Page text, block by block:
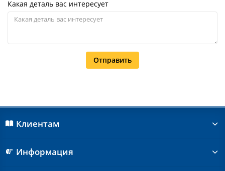
Какая деталь вас интересует
Отправить
Клиентам
Информация